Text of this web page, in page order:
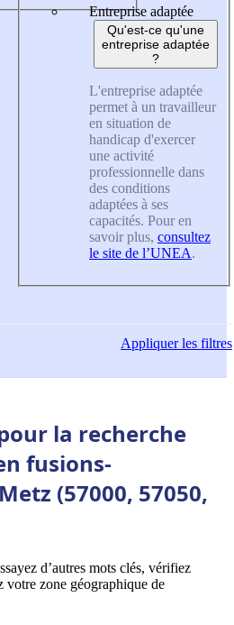
Entreprise adaptée
Qu'est-ce qu'une
entreprise adaptée
?
L'entreprise adaptée
permet à un travailleur
en situation de
handicap d'exercer
une activité
professionnelle dans
des conditions
adaptées à ses
capacités. Pour en
savoir plus, consultez
le site de l’UNEA.
Appliquerles filtres
la recherche
fusions-
(57000, 57050,
d’autres mots clés, vérifiez
votre zone géographique de